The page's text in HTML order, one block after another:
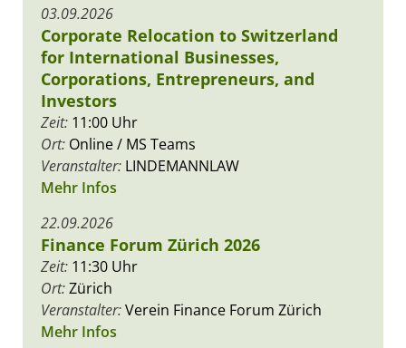
03.09.2026
Corporate Relocation to Switzerland
for International Businesses,
Corporations, Entrepreneurs, and
Investors
Zeit: 11:00 Uhr
Ort: Online / MS Teams
Veranstalter: LINDEMANNLAW
Mehr Infos
22.09.2026
Finance Forum Zürich 2026
Zeit: 11:30 Uhr
Ort:Zürich
Veranstalter:Verein Finance Forum Zürich
Mehr Infos